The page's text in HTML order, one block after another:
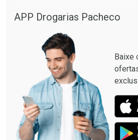
APP Drogarias Pacheco
Baixe